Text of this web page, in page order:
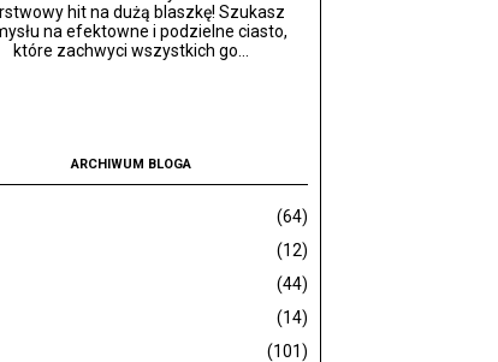
hit na dużą blaszkę! Szukasz
na efektowne i podzielne ciasto,
które zachwyci wszystkich go...
ARCHIWUM BLOGA
(64)
(12)
(44)
(14)
(101)